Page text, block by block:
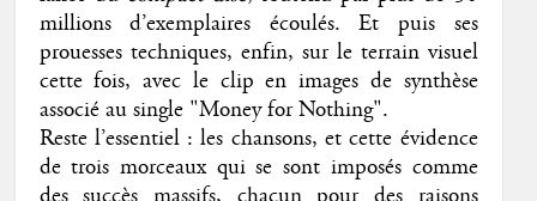
millions d’exemplaires écoulés. Et puis ses
prouesses techniques, enfin, sur le terrain visuel
cette fois, avec le clip en images de synthèse
associé au single "Money for Nothing".
Reste l’essentiel : les chansons, et cette évidence
de trois morceaux qui se sont imposés comme